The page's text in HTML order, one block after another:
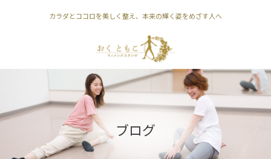
カラダとココロを美しく整え、本来の輝く姿をめざす人へ
ブログ